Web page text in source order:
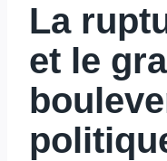
La
et le